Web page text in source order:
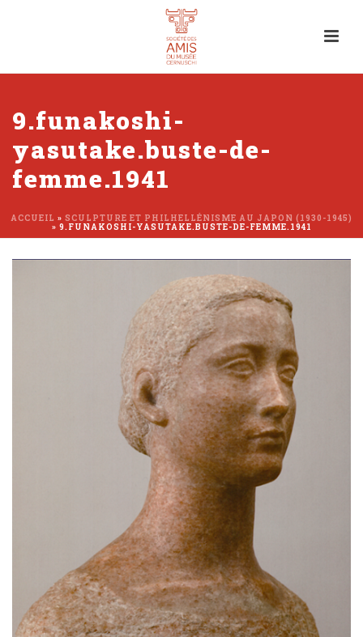
9.funakoshi-
yasutake.buste-de-
femme.1941
ACCUEIL » SCULPTURE ET PHILHELLÉNISME AU JAPON (1930-1945)
» 9.FUNAKOSHI-YASUTAKE.BUSTE-DE-FEMME.1941